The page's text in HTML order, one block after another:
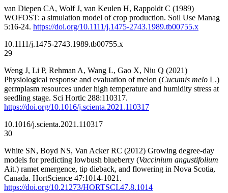
van Diepen CA, Wolf J, van Keulen H, Rappoldt C (1989)
WOFOST: a simulation model of crop production. Soil Use Manag
5:16-24. https://doi.org/10.1111/j.1475-2743.1989.tb00755.x
10.1111/j.1475-2743.1989.tb00755.x
29
Weng J, Li P, Rehman A, Wang L, Gao X, Niu Q (2021)
Physiological response and evaluation of melon (Cucumis melo L.)
germplasm resources under high temperature and humidity stress at
seedling stage. Sci Hortic 288:110317.
https://doi.org/10.1016/j.scienta.2021.110317
10.1016/j.scienta.2021.110317
30
White SN, Boyd NS, Van Acker RC (2012) Growing degree-day
models for predicting lowbush blueberry (Vaccinium angustifolium
Ait.) ramet emergence, tip dieback, and flowering in Nova Scotia,
Canada. HortScience 47:1014-1021.
https://doi.org/10.21273/HORTSCI.47.8.1014